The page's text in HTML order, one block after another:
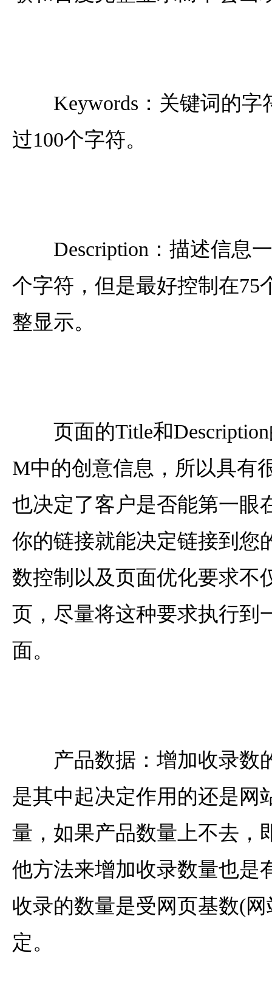
Keywords：关键词的字
过100个字符。
Description：描述信息一
个字符，但是最好控制在75
整显示。
页面的Title和Description
M中的创意信息，所以具有
也决定了客户是否能第一眼
你的链接就能决定链接到您
数控制以及页面优化要求不
页，尽量将这种要求执行到
面。
产品数据：增加收录数
是其中起决定作用的还是网
量，如果产品数量上不去，
他方法来增加收录数量也是
收录的数量是受网页基数(
定。